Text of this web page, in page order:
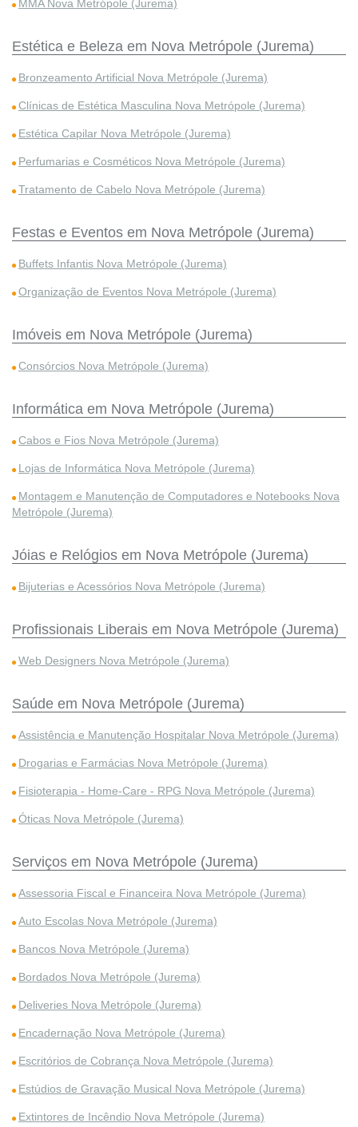
MMA Nova Metrópole (Jurema)
Estética e Beleza em Nova Metrópole (Jurema)
Bronzeamento Artificial Nova Metrópole (Jurema)
Clínicas de Estética Masculina Nova Metrópole (Jurema)
Estética Capilar Nova Metrópole (Jurema)
Perfumarias e Cosméticos Nova Metrópole (Jurema)
Tratamento de Cabelo Nova Metrópole (Jurema)
Festas e Eventos em Nova Metrópole (Jurema)
Buffets Infantis Nova Metrópole (Jurema)
Organização de Eventos Nova Metrópole (Jurema)
Imóveis em Nova Metrópole (Jurema)
Consórcios Nova Metrópole (Jurema)
Informática em Nova Metrópole (Jurema)
Cabos e Fios Nova Metrópole (Jurema)
Lojas de Informática Nova Metrópole (Jurema)
Montagem e Manutenção de Computadores e Notebooks Nova
Metrópole (Jurema)
Jóias e Relógios em Nova Metrópole (Jurema)
Bijuterias e Acessórios Nova Metrópole (Jurema)
Profissionais Liberais em Nova Metrópole (Jurema)
Web Designers Nova Metrópole (Jurema)
Saúde em Nova Metrópole (Jurema)
Assistência e Manutenção Hospitalar Nova Metrópole (Jurema)
Drogarias e Farmácias Nova Metrópole (Jurema)
Fisioterapia - Home-Care - RPG Nova Metrópole (Jurema)
Óticas Nova Metrópole (Jurema)
Serviços em Nova Metrópole (Jurema)
Assessoria Fiscal e Financeira Nova Metrópole (Jurema)
Auto Escolas Nova Metrópole (Jurema)
Bancos Nova Metrópole (Jurema)
Bordados Nova Metrópole (Jurema)
Deliveries Nova Metrópole (Jurema)
Encadernação Nova Metrópole (Jurema)
Escritórios de Cobrança Nova Metrópole (Jurema)
Estúdios de Gravação Musical Nova Metrópole (Jurema)
Extintores de Incêndio Nova Metrópole (Jurema)